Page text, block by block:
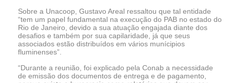
Sobre a Unacoop, Gustavo Areal ressaltou que tal entidade
“tem um papel fundamental na execução do PAB no estado do
Rio de Janeiro, devido a sua atuação engajada diante dos
desafios e também por sua capilaridade, já que seus
associados estão distribuídos em vários munícipios
fluminenses”.
“Durante a reunião, foi explicado pela Conab a necessidade
de emissão dos documentos de entrega e de pagamento,